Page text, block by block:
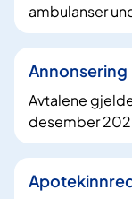
ambulanser
Annonsering
Avtalene
desember